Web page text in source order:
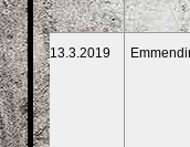
13.3.2019